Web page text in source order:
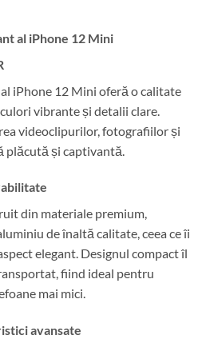
al iPhone 12 Mini
iPhone 12 Mini oferă o calitate
vibrante și detalii clare.
videoclipurilor, fotografiilor și
plăcută și captivantă.
din materiale premium,
de înaltă calitate, ceea ce îi
elegant. Designul compact îl
fiind ideal pentru
mai mici.
avansate